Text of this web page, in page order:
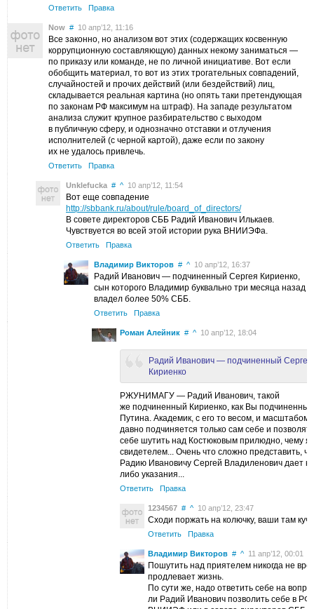
Ответить Правка
Now # 10 апр’12, 11:16
Все законно, но анализом вот этих (содержащих косвенную
коррупционную составляющую) данных некому заниматься —
по приказу или команде, не по личной инициативе. Вот если
обобщить материал, то вот из этих трогательных совпадений,
случайностей и прочих действий (или бездействий) лиц,
складывается реальная картина (но опять таки претендующая
по законам РФ максимум на штраф). На западе результатом
анализа служит крупное разбирательство с выходом
в публичную сферу, и однозначно отставки и отлучения
исполнителей (с черной картой), даже если по закону
их не удалось привлечь.
Ответить Правка
Unklefucka # ^ 10 апр’12, 11:54
Вот еще совпадение
http://sbbank.ru/about/rule/board_of_directors/
В совете директоров СББ Радий Иванович Илькаев.
Чувствуется во всей этой истории рука ВНИИЭФа.
Ответить Правка
Владимир Викторов # ^ 10 апр’12, 16:37
Радий Иванович — подчиненный Сергея Кириенко,
сын которого Владимир буквально три месяца назад
владел более 50% СББ.
Ответить Правка
Роман Алейник # ^ 10 апр’12, 18:04
Радий Иванович — подчиненный Сергея
Кириенко
РЖУНИМАГУ — Радий Иванович, такой
же подчиненный Кириенко, как Вы
Путина. Академик, с его то весом, и масштабом
давно подчиняется только сам себе и позволят
себе шутить над Костюковым прилюдно, чему я
свидетелем... Очень что сложно представить,
Радию Ивановичу Сергей Владиленович дает
либо указания...
Ответить Правка
1234567 # ^ 10 апр’12, 23:47
Сходи поржать на колючку, ваши там
Ответить Правка
Владимир Викторов # ^ 11 апр’12, 00:01
Пошутить над приятелем никогда не
продлевает жизнь.
По сути же, надо ответить себе на
ли Радий Иванович позволить себе в